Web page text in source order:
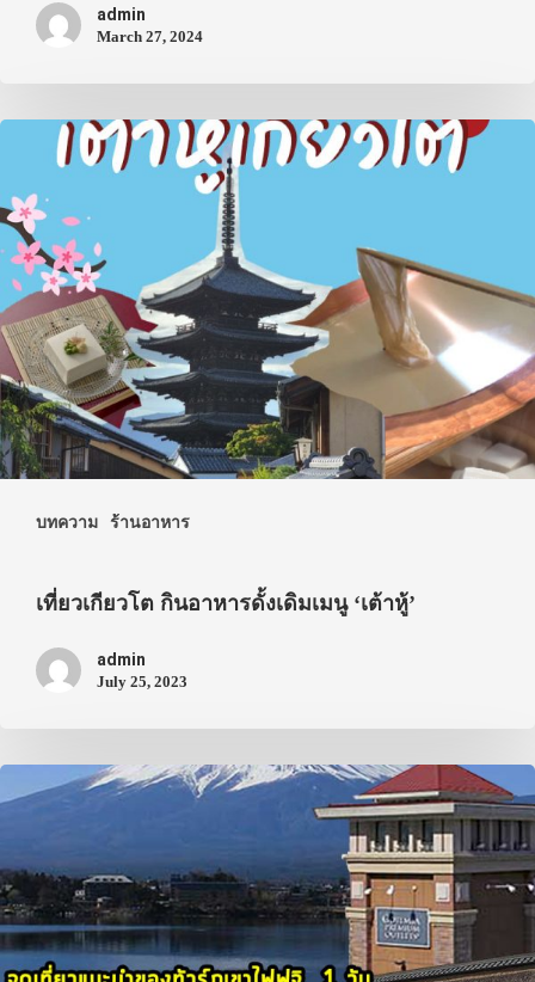
admin
March 27, 2024
บทความ ร้านอาหาร
เที่ยวเกียวโต กินอาหารดั้งเดิมเมนู ‘เต้าหู้’
admin
July 25, 2023
รถบัส
ทัวร์
ที่พัก
สาระน่ารู้
VIDEO
ภาพประทับใจ